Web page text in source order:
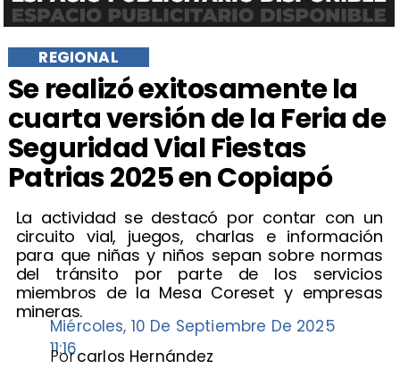
Se realizó exitosamente la
cuarta versión de la Feria de
Seguridad Vial Fiestas
Patrias 2025 en Copiapó
La actividad se destacó por contar con un
circuito vial, juegos, charlas e información
para que niñas y niños sepan sobre normas
del tránsito por parte de los servicios
miembros de la Mesa Coreset y empresas
mineras.
REGIONAL
Miércoles, 10 De Septiembre De 2025
11:16carlos Hernández
Por